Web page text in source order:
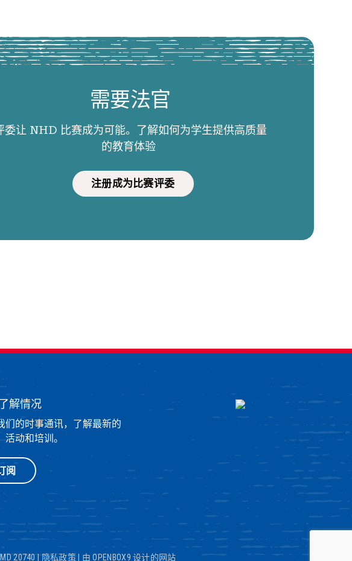
需要法官
委让 NHD 比赛成为可能。了解如何为学生提供高质量
的教育体验
注册成为比赛评委
解情况
们的时事通讯，了解最新的
活动和培训。
阅
MD 20740|隐私政策| 由 OPENBOX9 设计的网站